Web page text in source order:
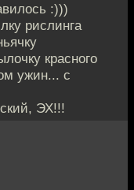
:)))
рислинга
красного
ужин... с
ЭХ!!!